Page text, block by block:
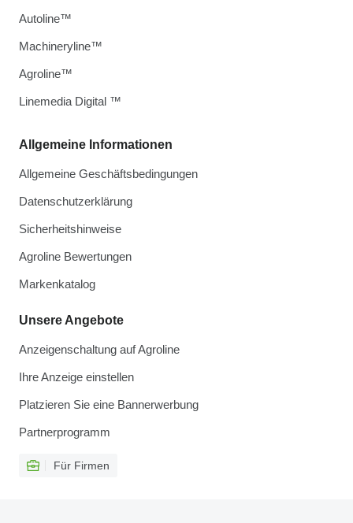
Allgemeine Informationen
Allgemeine Geschäftsbedingungen
Datenschutzerklärung
Sicherheitshinweise
Agroline Bewertungen
Markenkatalog
Unsere Angebote
Anzeigenschaltung auf Agroline
Ihre Anzeige einstellen
Platzieren Sie eine Bannerwerbung
Partnerprogramm
Für Firmen
Autoline™
Machineryline™
Agroline™
Linemedia Digital ™